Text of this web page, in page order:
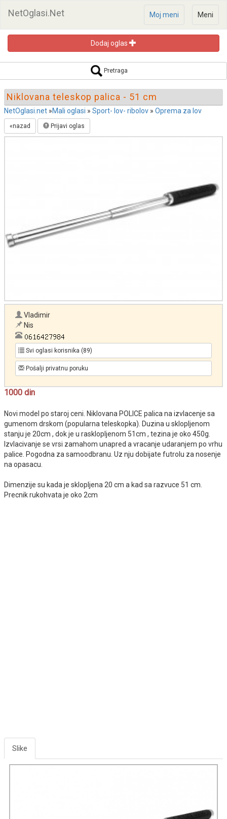
NetOglasi.Net Meni
Moj meni
Dodaj oglas
Pretraga
Pretraga oglasa
Niklovana teleskop palica - 51 cm
NetOglasi.net »Mali oglasi » Sport- lov- ribolov » Oprema za lov
«nazad Prijavi oglas
Vladimir
Nis
Svi oglasi korisnika (89)
Pošalji privatnu poruku
1000 din
Novi model po staroj ceni. Niklovana POLICE palica na izvlacenje sa
gumenom drskom (popularna teleskopka). Duzina u sklopljenom
stanju je 20cm , dok je u rasklopljenom 51cm , tezina je oko 450g.
Izvlacivanje se vrsi zamahom unapred a vracanje udaranjem po vrhu
palice. Pogodna za samoodbranu. Uz nju dobijate futrolu za nosenje
na opasacu.
Dimenzije su kada je sklopljena 20 cm a kad sa razvuce 51 cm.
Precnik rukohvata je oko 2cm
Slike